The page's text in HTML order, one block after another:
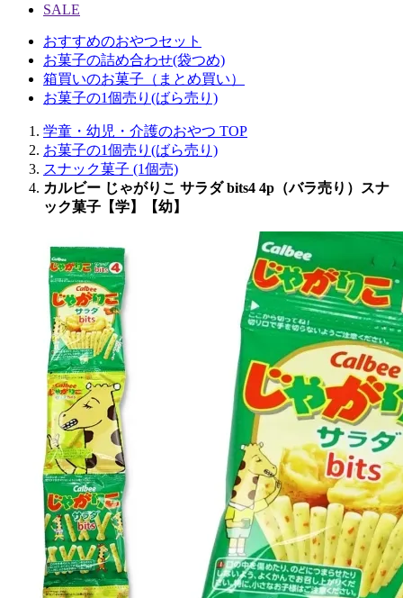
SALE
おすすめのおやつセット
お菓子の詰め合わせ(袋つめ)
箱買いのお菓子（まとめ買い）
お菓子の1個売り(ばら売り)
学童・幼児・介護のおやつ TOP
お菓子の1個売り(ばら売り)
スナック菓子 (1個売)
カルビー じゃがりこ サラダ bits4 4p（バラ売り）スナ
ック菓子【学】【幼】